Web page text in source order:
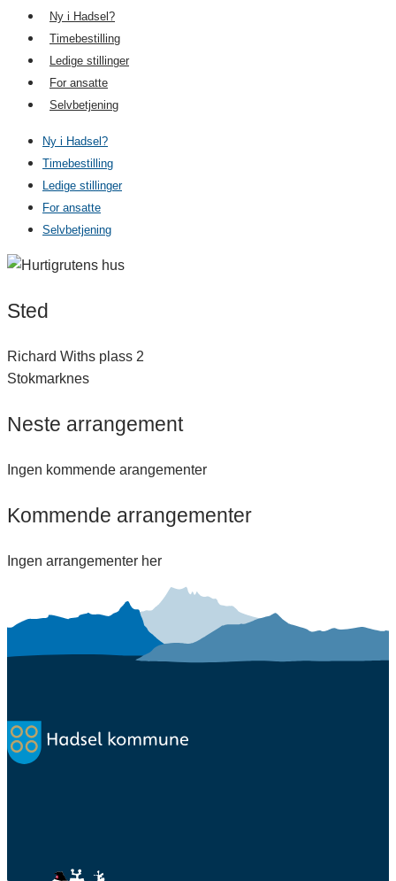
Ny i Hadsel?
Timebestilling
Ledige stillinger
For ansatte
Selvbetjening
Ny i Hadsel?
Timebestilling
Ledige stillinger
For ansatte
Selvbetjening
Sted
Richard Withs plass 2
Stokmarknes
Neste arrangement
Ingen kommende arangementer
Kommende arrangementer
Ingen arrangementer her